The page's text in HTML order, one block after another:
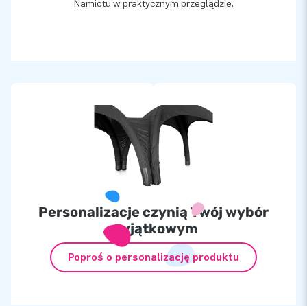
Namiotu w praktycznym przeglądzie.
Personalizacje czynią Twój wybór
wyjątkowym
Poproś o personalizację produktu